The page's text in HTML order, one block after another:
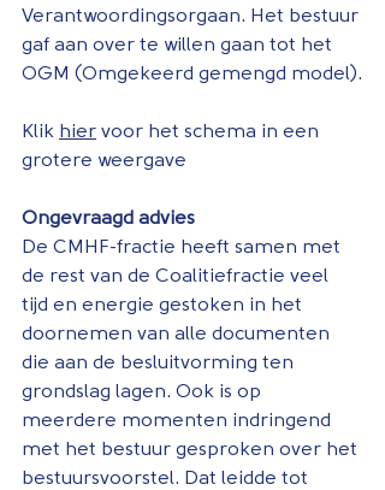
Verantwoordingsorgaan. Het bestuur
gaf aan over te willen gaan tot het
OGM (Omgekeerd gemengd model).
Klik hier voor het schema in een
grotere weergave
Ongevraagd advies
De CMHF-fractie heeft samen met
de rest van de Coalitiefractie veel
tijd en energie gestoken in het
doornemen van alle documenten
die aan de besluitvorming ten
grondslag lagen. Ook is op
meerdere momenten indringend
met het bestuur gesproken over het
bestuursvoorstel. Dat leidde tot